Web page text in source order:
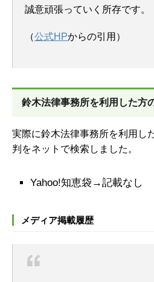
誠意頑張っていく所存です。
（公式HPからの引用）
鈴木法律事務所を利用した方
実際に鈴木法律事務所を利用し
判をネットで検索しました。
Yahoo!知恵袋→記載なし
メディア掲載履歴